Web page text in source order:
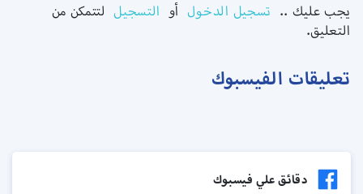
يجب عليك .. تسجيل الدخول أو التسجيل لتتمكن من
التعليق.
تعليقات الفيسبوك
دقائق علي فيسبوك